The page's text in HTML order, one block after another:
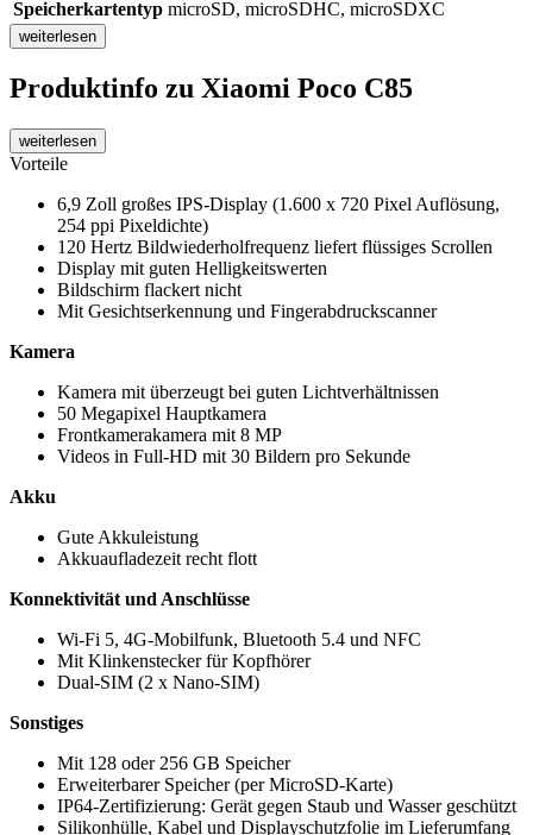
Speicherkartentyp microSD, microSDHC, microSDXC
weiterlesen
Produktinfo zu Xiaomi Poco C85
weiterlesen
Vorteile
6,9 Zoll großes IPS-Display (1.600 x 720 Pixel Auflösung,
254 ppi Pixeldichte)
120 Hertz Bildwiederholfrequenz liefert flüssiges Scrollen
Display mit guten Helligkeitswerten
Bildschirm flackert nicht
Mit Gesichtserkennung und Fingerabdruckscanner
Kamera
Kamera mit überzeugt bei guten Lichtverhältnissen
50 Megapixel Hauptkamera
Frontkamerakamera mit 8 MP
Videos in Full-HD mit 30 Bildern pro Sekunde
Akku
Gute Akkuleistung
Akkuaufladezeit recht flott
Konnektivität und Anschlüsse
Wi-Fi 5, 4G-Mobilfunk, Bluetooth 5.4 und NFC
Mit Klinkenstecker für Kopfhörer
Dual-SIM (2 x Nano-SIM)
Sonstiges
Mit 128 oder 256 GB Speicher
Erweiterbarer Speicher (per MicroSD-Karte)
IP64-Zertifizierung: Gerät gegen Staub und Wasser geschützt
Silikonhülle, Kabel und Displayschutzfolie im Lieferumfang